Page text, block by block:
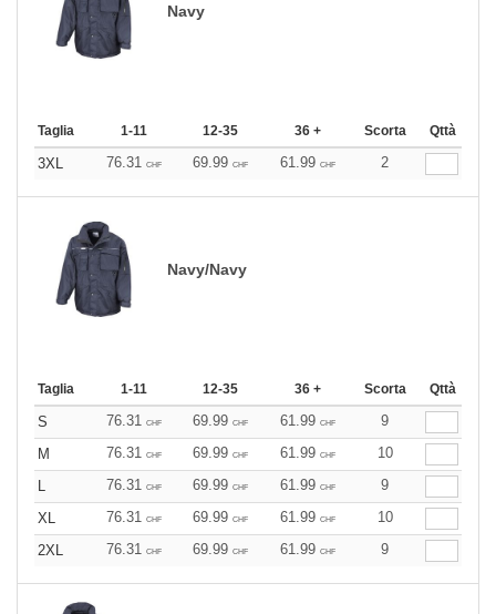
Navy
Taglia 1-11 12-35 36 + Scorta Qttà
3XL 76.31 CHF 69.99 CHF 61.99 CHF 2
Navy/Navy
Taglia 1-11 12-35 36 + Scorta Qttà
S 76.31 CHF 69.99 CHF 61.99 CHF
9
M
76.31 CHF 69.99 CHF 61.99 CHF
10
L
76.31 CHF 69.99 CHF 61.99 CHF
9
XL
76.31 CHF 69.99 CHF 61.99 CHF
10
2XL
76.31 CHF 69.99 CHF 61.99 CHF 9